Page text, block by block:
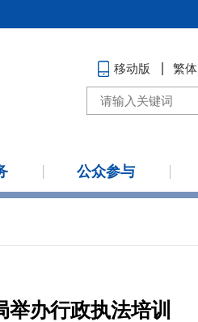
移动版 繁体
公众参与
办行政执法培训